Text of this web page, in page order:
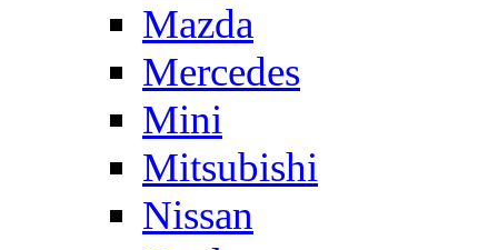
Mazda
Mercedes
Mini
Mitsubishi
Nissan